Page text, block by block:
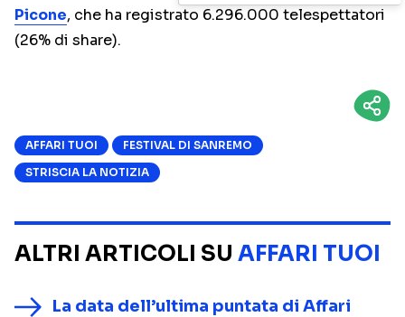
Picone, che ha registrato 6.296.000 telespettatori
(26% di share).
AFFARI TUOI
FESTIVAL DI SANREMO
STRISCIA LA NOTIZIA
ALTRI ARTICOLI SU AFFARI TUOI
La data dell’ultima puntata di Affari